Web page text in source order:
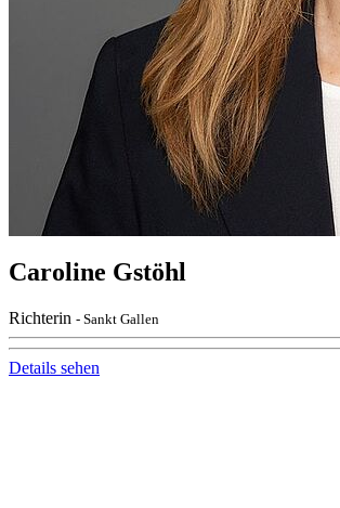
Caroline Gstöhl
Richterin - Sankt Gallen
Details sehen